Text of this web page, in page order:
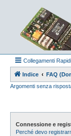
Collegamenti Rapidi
Indice
FAQ
Argomenti senza
Connessione e
Perché devo